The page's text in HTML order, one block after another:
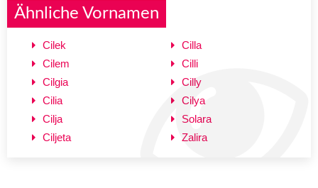
Ähnliche Vornamen
Cilek
Cilem
Cilgia
Cilia
Cilja
Ciljeta
Cilla
Cilli
Cilly
Cilya
Solara
Zalira